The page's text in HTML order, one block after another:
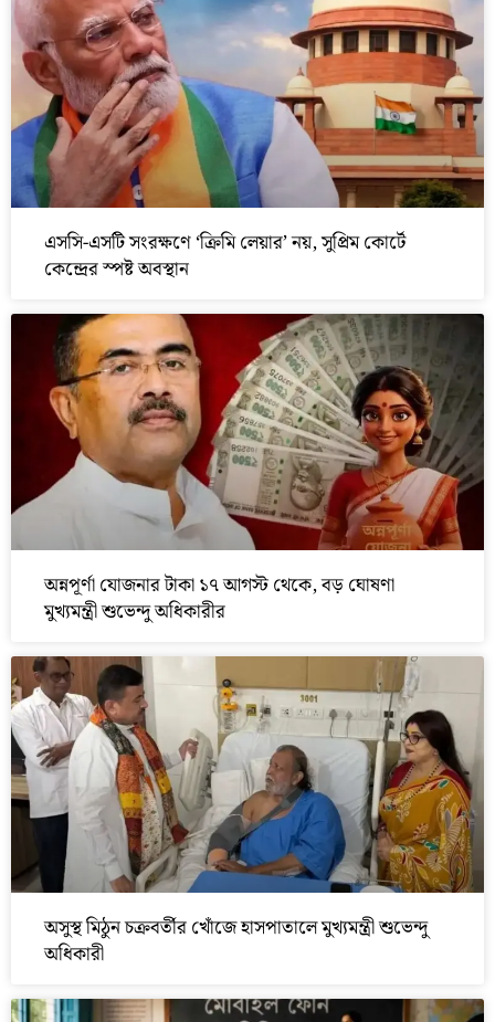
এসসি-এসটি সংরক্ষণে ‘ক্রিমি লেয়ার’ নয়, সুপ্রিম কোর্টে
কেন্দ্রের স্পষ্ট অবস্থান
অন্নপূর্ণা যোজনার টাকা ১৭ আগস্ট থেকে, বড় ঘোষণা
মুখ্যমন্ত্রী শুভেন্দু অধিকারীর
অসুস্থ মিঠুন চক্রবর্তীর খোঁজে হাসপাতালে মুখ্যমন্ত্রী শুভেন্দু
অধিকারী